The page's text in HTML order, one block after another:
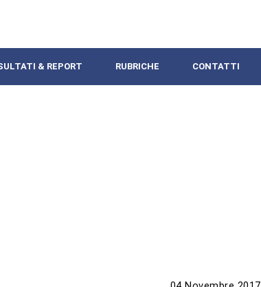
& REPORT RUBRICHE CONTATTI